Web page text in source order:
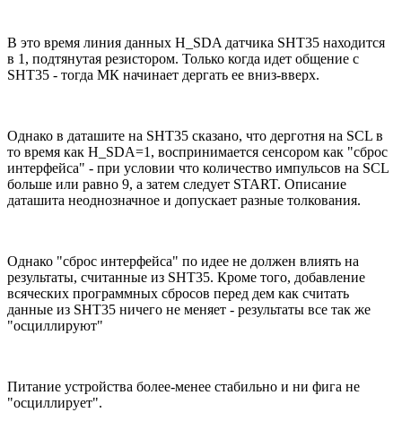
В это время линия данных Н_SDA датчика SHT35 находится
в 1, подтянутая резистором. Только когда идет общение с
SHT35 - тогда МК начинает дергать ее вниз-вверх.
Однако в даташите на SHT35 сказано, что дерготня на SCL в
то время как Н_SDA=1, воспринимается сенсором как "сброс
интерфейса" - при условии что количество импульсов на SCL
больше или равно 9, а затем следует START. Описание
даташита неоднозначное и допускает разные толкования.
Однако "сброс интерфейса" по идее не должен влиять на
результаты, считанные из SHT35. Кроме того, добавление
всяческих программных сбросов перед дем как считать
данные из SHT35 ничего не меняет - результаты все так же
"осциллируют"
Питание устройства более-менее стабильно и ни фига не
"осциллирует".